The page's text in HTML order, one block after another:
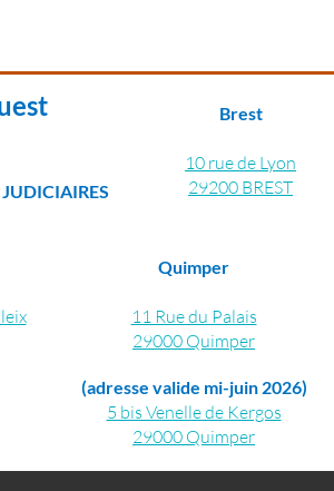
Brest
10 rue de Lyon
29200 BREST
Quimper
11 Rue du Palais
29000 Quimper
(adresse valide mi-juin 2026)
5 bis Venelle de Kergos
29000 Quimper